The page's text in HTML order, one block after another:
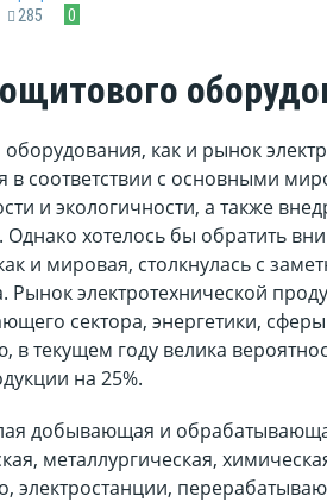
285 0
как и рынок
в соответствии с основными
и экологичности, а также
хотелось бы обратить
и мировая, столкнулась с
Рынок электротехнической
сектора, энергетики,
текущем году велика
на 25%.
добывающая и
металлургическая,
электростанции,